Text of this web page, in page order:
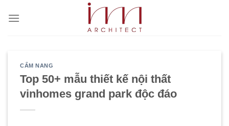
qua
CẨM NANG
Top 50+ mẫu thiết kế nội thất
vinhomes grand park độc đáo